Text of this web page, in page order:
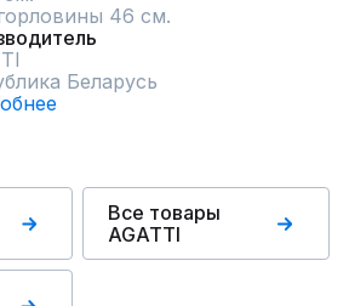
46 см.
Беларусь
Все товары
AGATTI